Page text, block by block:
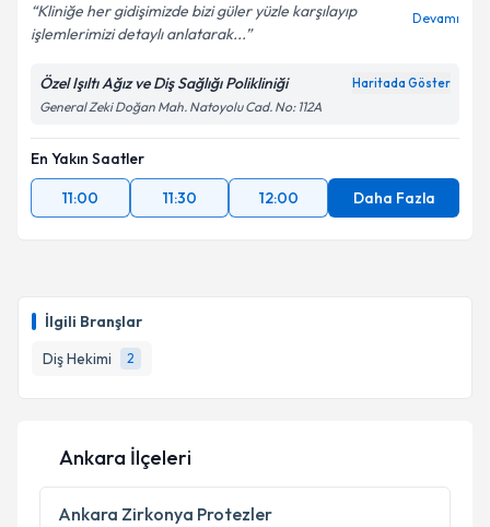
İlgili Branşlar
Diş Hekimi
2
Kliniğe her gidişimizde bizi güler yüzle karşılayıp
işlemlerimizi detaylı anlatarak...
Devamı
Özel Işıltı Ağız ve Diş Sağlığı Polikliniği Haritada Göster
General Zeki Doğan Mah. Natoyolu Cad. No: 112A
En Yakın Saatler
11:00
11:30 12:00 Daha Fazla
Ankara İlçeleri
Ankara Zirkonya Protezler